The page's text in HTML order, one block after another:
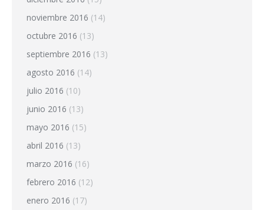
noviembre 2016 (14)
octubre 2016 (13)
septiembre 2016 (13)
agosto 2016 (14)
julio 2016 (10)
junio 2016 (13)
mayo 2016 (15)
abril 2016 (13)
marzo 2016 (16)
febrero 2016 (12)
enero 2016 (17)